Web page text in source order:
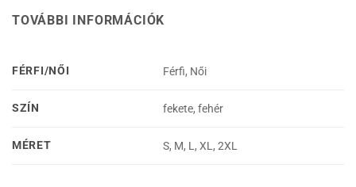
TOVÁBBI INFORMÁCIÓK
FÉRFI/NŐI Férfi, Női
SZÍN fekete, fehér
MÉRET S, M, L, XL, 2XL